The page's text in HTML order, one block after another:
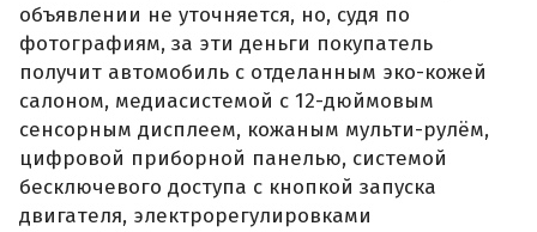
объявлении не уточняется, но, судя по
фотографиям, за эти деньги покупатель
получит автомобиль с отделанным эко-кожей
салоном, медиасистемой с 12-дюймовым
сенсорным дисплеем, кожаным мульти-рулём,
цифровой приборной панелью, системой
бесключевого доступа с кнопкой запуска
двигателя, электрорегулировками